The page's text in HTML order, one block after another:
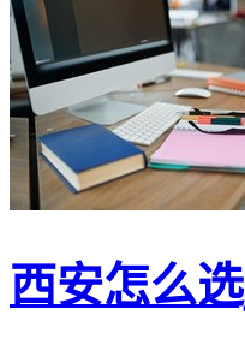
西安怎么